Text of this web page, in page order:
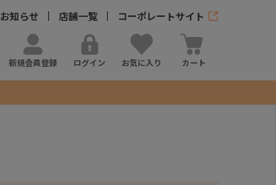
お知らせ 店舗一覧 コーポレートサイト
新規会員登録 ログイン お気に入り カート